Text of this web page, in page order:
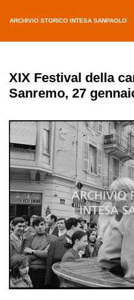
ARCHIVIO STORICO INTESA SANPAOLO
XIX Festival della
Sanremo, 27